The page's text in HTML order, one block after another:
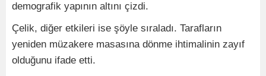
demografik yapının altını çizdi.
Çelik, diğer etkileri ise şöyle sıraladı. Tarafların
yeniden müzakere masasına dönme ihtimalinin zayıf
olduğunu ifade etti.